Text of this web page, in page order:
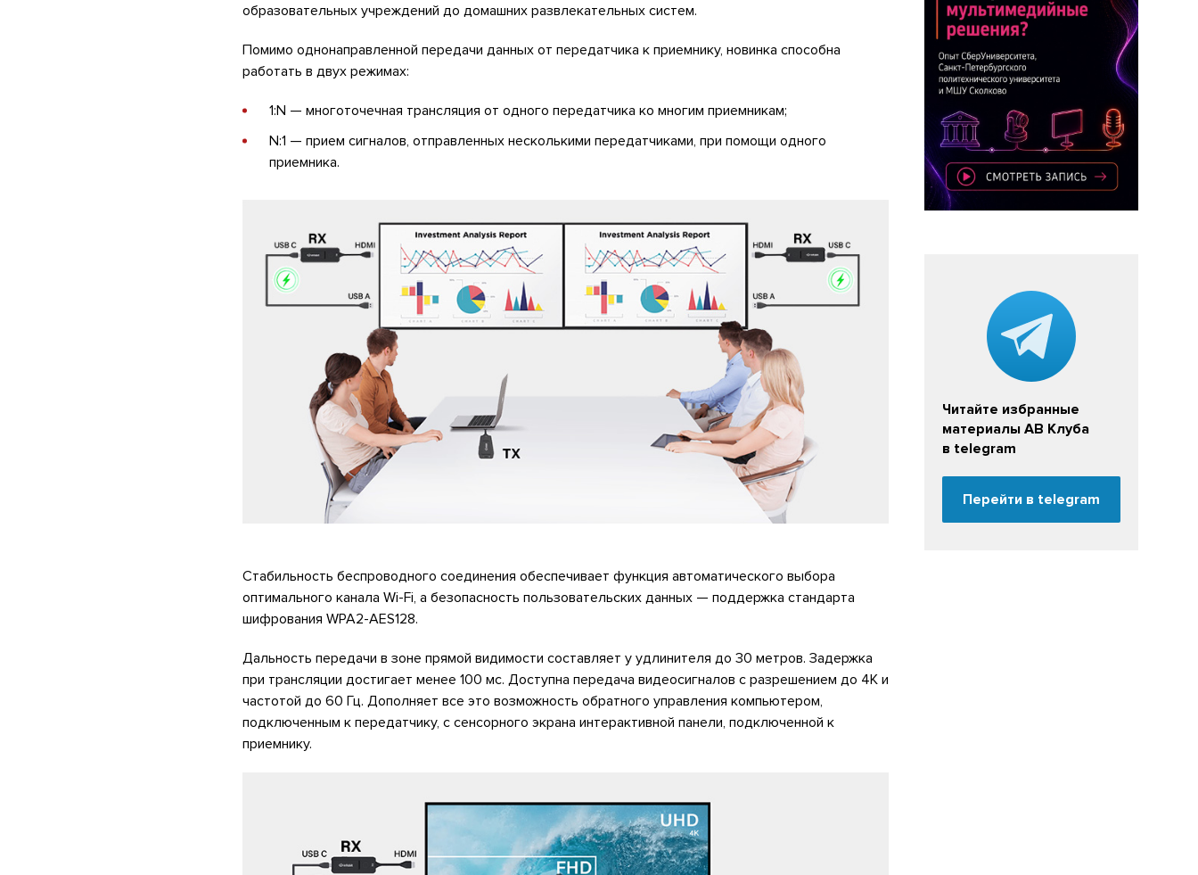
образовательных учреждений до домашних развлекательных систем.
Помимо однонаправленной передачи данных от передатчика к приемнику, новинка способна
работать в двух режимах:
1:N — многоточечная трансляция от одного передатчика ко многим приемникам;
N:1 — прием сигналов, отправленных несколькими передатчиками, при помощи одного
приемника.
Стабильность беспроводного соединения обеспечивает функция автоматического выбора
оптимального канала Wi-Fi, а безопасность пользовательских данных — поддержка стандарта
шифрования WPA2-AES128.
Дальность передачи в зоне прямой видимости составляет у удлинителя до 30 метров. Задержка
при трансляции достигает менее 100 мс. Доступна передача видеосигналов с разрешением до 4K и
частотой до 60 Гц. Дополняет все это возможность обратного управления компьютером,
подключенным к передатчику, с сенсорного экрана интерактивной панели, подключенной к
приемнику.
Читайте избранные
материалы АВ Клуба
в telegram
Перейти в telegram